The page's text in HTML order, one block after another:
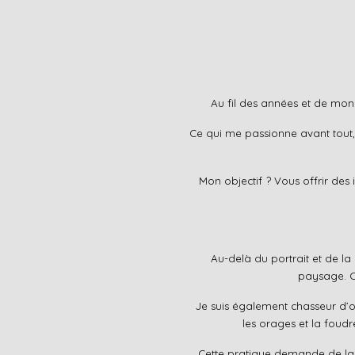
Au fil des années et de
Ce qui me passionne avant
Mon objectif ? Vous offrir des
Au-delà du portrait et de
paysage.
Je suis également chasseur
les orages et la